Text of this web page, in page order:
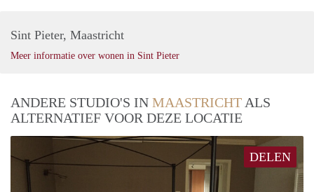
Sint Pieter, Maastricht
Meer informatie over wonen in Sint Pieter
ANDERE STUDIO'S IN MAASTRICHT ALS
ALTERNATIEF VOOR DEZE LOCATIE
DELEN